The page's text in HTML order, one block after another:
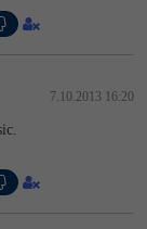
7.10.2013 16:20